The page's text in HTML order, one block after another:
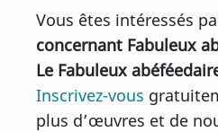
Vous êtes intéressés
concernant Fabuleux
Le Fabuleux
Inscrivez-vous
plus d’œuvres et de